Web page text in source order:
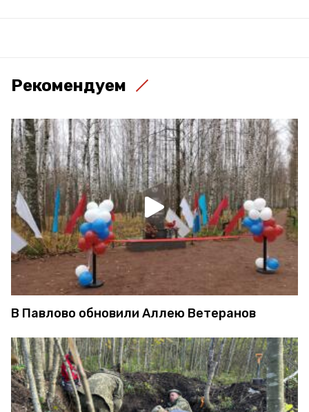
Рекомендуем
В Павлово обновили Аллею Ветеранов